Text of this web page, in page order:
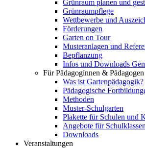
Grünraum planen und
Grünraumpflege
Wettbewerbe und
Förderungen
Garten on Tour
Musteranlagen und
Bepflanzung
Infos und Downloads
Für Pädagoginnen & Pädagogen
Was ist Gartenpädagogik?
Pädagogische
Methoden
Muster-Schulgarten
Plakette für Schulen und
Angebote für
Downloads
Veranstaltungen